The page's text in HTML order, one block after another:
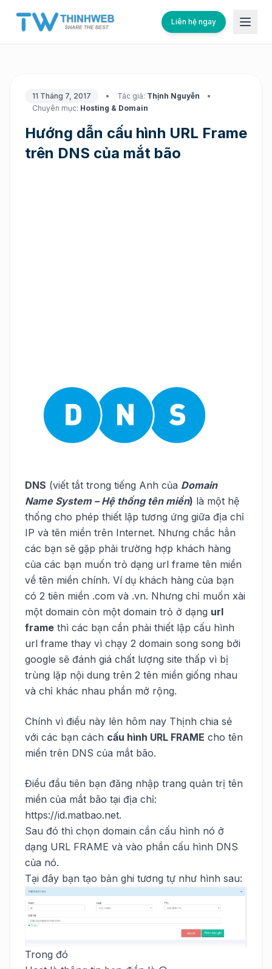
Liên hệ ngay
11 Tháng 7, 2017 • Tác giả: Thịnh Nguyễn
•
Chuyên mục: Hosting & Domain
Hướng dẫn cấu hình URL Frame
trên DNS của mắt bão
DNS (viết tắt trong tiếng Anh của Domain
Name System – Hệ thống tên miền) là một hệ
thống cho phép thiết lập tương ứng giữa địa chỉ
IP và tên miền trên Internet. Nhưng chắc hẳn
các bạn sẽ gặp phải trường hợp khách hàng
của các bạn muốn trỏ dạng url frame tên miền
về tên miền chính. Ví dụ khách hàng của bạn
có 2 tiên miền .com và .vn. Nhưng chỉ muốn xài
một domain còn một domain trỏ ở dạng url
frame thì các bạn cần phải thiết lập cấu hình
url frame thay vì chạy 2 domain song song bởi
google sẽ đánh giá chất lượng site thấp vì bị
trùng lặp nội dung trên 2 tên miền giống nhau
và chỉ khác nhau phần mở rộng.
Chính vì điều này lên hôm nay Thịnh chia sẻ
với các bạn cách cấu hình URL FRAME cho tên
miền trên DNS của mắt bão.
Điều đầu tiên bạn đăng nhập trang quản trị tên
miền của mắt bão tại địa chỉ:
https://id.matbao.net.
Sau đó thì chọn domain cần cấu hình nó ở
dạng URL FRAME và vào phần cấu hình DNS
của nó.
Tại đây bạn tạo bản ghi tương tự như hình sau:
Trong đó